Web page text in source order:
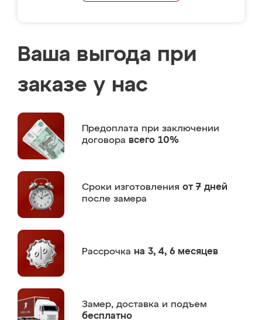
Ваша выгода при
заказе у нас
Предоплата при заключении
договора всего 10%
Сроки изготовления от 7 дней
после замера
Рассрочка на 3, 4, 6 месяцев
Замер, доставка и подъем
бесплатно